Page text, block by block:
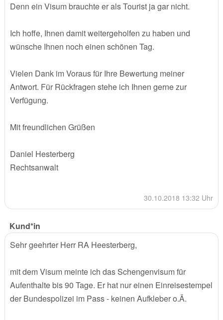
Denn ein Visum brauchte er als Tourist ja gar nicht.
Ich hoffe, Ihnen damit weitergeholfen zu haben und
wünsche Ihnen noch einen schönen Tag.
Vielen Dank im Voraus für Ihre Bewertung meiner
Antwort. Für Rückfragen stehe ich Ihnen gerne zur
Verfügung.
Mit freundlichen Grüßen
Daniel Hesterberg
Rechtsanwalt
30.10.2018 13:32 Uhr
Kund*in
Sehr geehrter Herr RA Heesterberg,
mit dem Visum meinte ich das Schengenvisum für
Aufenthalte bis 90 Tage. Er hat nur einen Einreisestempel
der Bundespolizei im Pass - keinen Aufkleber o.Ä.